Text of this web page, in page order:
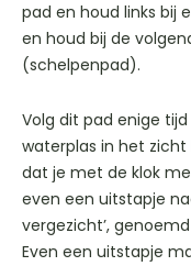
pad en houd links bij
en houd bij de
(schelpenpad).
Volg dit pad enige
waterplas in het
dat je met de klok
even een uitstapje
vergezicht’,
Even een uitstapje